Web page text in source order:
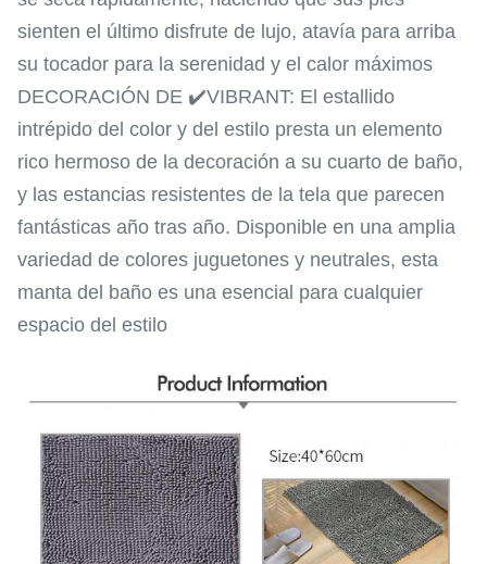
sienten el último disfrute de lujo, atavía para arriba
su tocador para la serenidad y el calor máximos
DECORACIÓN DE ✔️VIBRANT: El estallido
intrépido del color y del estilo presta un elemento
rico hermoso de la decoración a su cuarto de baño,
y las estancias resistentes de la tela que parecen
fantásticas año tras año. Disponible en una amplia
variedad de colores juguetones y neutrales, esta
manta del baño es una esencial para cualquier
espacio del estilo